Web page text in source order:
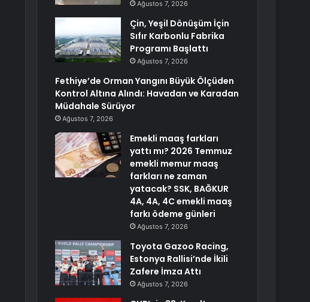
Ağustos 7, 2026
Çin, Yeşil Dönüşüm İçin
Sıfır Karbonlu Fabrika
Programı Başlattı
Ağustos 7, 2026
Fethiye’de Orman Yangını Büyük Ölçüden
Kontrol Altına Alındı: Havadan ve Karadan
Müdahale Sürüyor
Ağustos 7, 2026
Emekli maaş farkları
yattı mı? 2026 Temmuz
emekli memur maaş
farkları ne zaman
yatacak? SSK, BAĞKUR
4A, 4A, 4C emekli maaş
farkı ödeme günleri
Ağustos 7, 2026
Toyota Gazoo Racing,
Estonya Rallisi’nde İkili
Zafere İmza Attı
Ağustos 7, 2026